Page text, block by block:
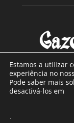
Com sede nas
Estamos a utilizar
experiência no
Pode saber mais
desactivá-los em
.